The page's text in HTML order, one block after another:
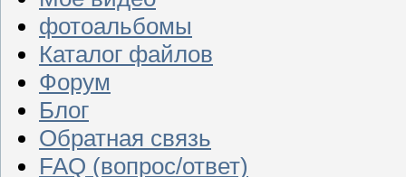
фотоальбомы
Каталог файлов
Форум
Блог
Обратная связь
FAQ (вопрос/ответ)